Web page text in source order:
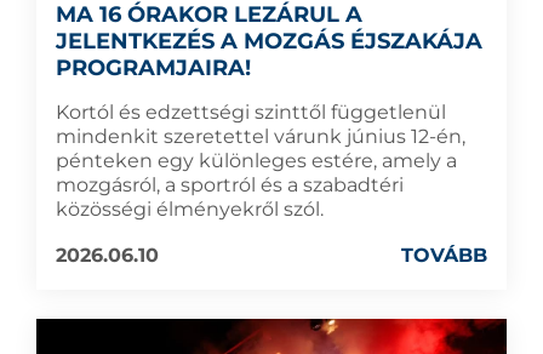
MA 16 ÓRAKOR LEZÁRUL A
JELENTKEZÉS A MOZGÁS ÉJSZAKÁJA
PROGRAMJAIRA!
Kortól és edzettségi szinttől függetlenül
mindenkit szeretettel várunk június 12-én,
pénteken egy különleges estére, amely a
mozgásról, a sportról és a szabadtéri
közösségi élményekről szól.
2026.06.10
TOVÁBB